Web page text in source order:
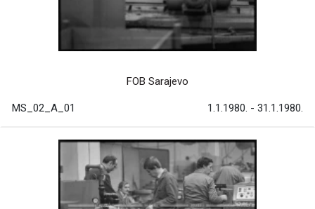
FOB Sarajevo
MS_02_A_01 1.1.1980. - 31.1.1980.